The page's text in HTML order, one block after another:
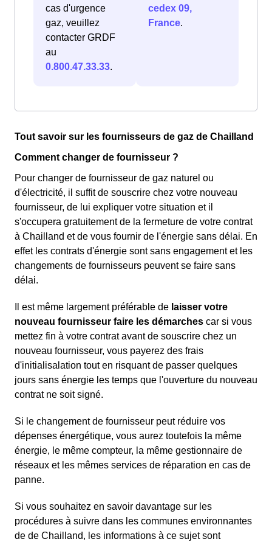
cas d'urgence
gaz, veuillez
contacter GRDF
au
0.800.47.33.33.
cedex 09,
France.
Tout savoir sur les fournisseurs de gaz de Chailland
Comment changer de fournisseur ?
Pour changer de fournisseur de gaz naturel ou
d'électricité, il suffit de souscrire chez votre nouveau
fournisseur, de lui expliquer votre situation et il
s'occupera gratuitement de la fermeture de votre contrat
à Chailland et de vous fournir de l'énergie sans délai. En
effet les contrats d'énergie sont sans engagement et les
changements de fournisseurs peuvent se faire sans
délai.
Il est même largement préférable de laisser votre
nouveau fournisseur faire les démarches car si vous
mettez fin à votre contrat avant de souscrire chez un
nouveau fournisseur, vous payerez des frais
d'initialisalation tout en risquant de passer quelques
jours sans énergie les temps que l'ouverture du nouveau
contrat ne soit signé.
Si le changement de fournisseur peut réduire vos
dépenses énergétique, vous aurez toutefois la même
énergie, le même compteur, la même gestionnaire de
réseaux et les mêmes services de réparation en cas de
panne.
Si vous souhaitez en savoir davantage sur les
procédures à suivre dans les communes environnantes
de de Chailland, les informations à ce sujet sont